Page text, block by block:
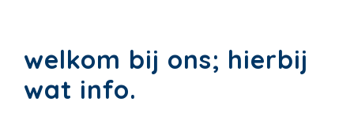
welkom bij ons; hierbij
wat info.